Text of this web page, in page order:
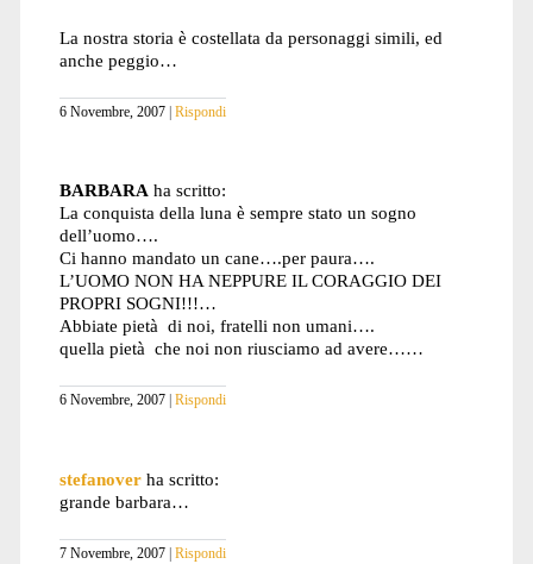
La nostra storia è costellata da personaggi simili, ed
anche peggio…
6 Novembre, 2007 Rispondi
BARBARA ha scritto:
La conquista della luna è sempre stato un sogno
dell’uomo….
Ci hanno mandato un cane….per paura….
L’UOMO NON HA NEPPURE IL CORAGGIO DEI
PROPRI SOGNI!!!…
Abbiate pietà di noi, fratelli non umani….
quella pietà che noi non riusciamo ad avere……
6 Novembre, 2007 Rispondi
stefanover ha scritto:
grande barbara…
7 Novembre, 2007 Rispondi